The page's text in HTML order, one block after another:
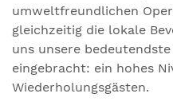
umweltfreundlichen
gleichzeitig die lokale
uns unsere
eingebracht: ein hohes
Wiederholungsgästen.